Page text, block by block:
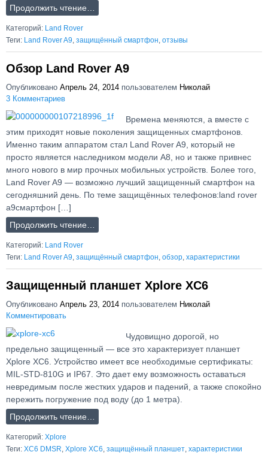
Продолжить чтение…
Категорий:
Land Rover
Теги: Land Rover A9, защищённый смартфон, отзывы
Обзор Land Rover A9
Опубликовано Апрель 24, 2014 пользователем Николай
3 Комментариев
Времена меняются, а вместе с
этим приходят новые поколения защищенных смартфонов.
Именно таким аппаратом стал Land Rover A9, который не
просто является наследником модели A8, но и также привнес
много нового в мир прочных мобильных устройств. Более того,
Land Rover A9 — возможно лучший защищенный смартфон на
сегодняшний день. По теме защищённых телефонов:land rover
a9смартфон […]
Продолжить чтение…
Категорий:
Land Rover
Теги:
Land Rover A9 защищённый смартфон обзор характеристики
Защищенный планшет Xplore XC6
Опубликовано Апрель 23, 2014 пользователем Николай
Комментировать
Чудовищно дорогой, но
предельно защищенный — все это характеризует планшет
Xplore XC6. Устройство имеет все необходимые сертификаты:
MIL-STD-810G и IP67. Это дает ему возможность оставаться
невредимым после жестких ударов и падений, а также спокойно
пережить погружение под воду (до 1 метра).
Продолжить чтение…
Категорий: Xplore
Теги: XC6 DMSR Xplore XC6 защищённый планшет характеристики